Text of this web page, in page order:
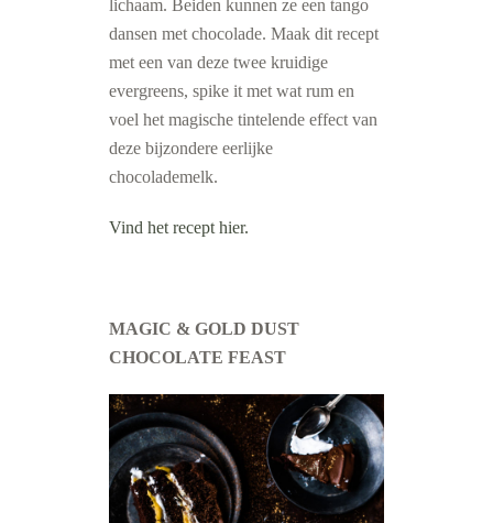
lichaam. Beiden kunnen ze een tango
dansen met chocolade. Maak dit recept
met een van deze twee kruidige
evergreens, spike it met wat rum en
voel het magische tintelende effect van
deze bijzondere eerlijke
chocolademelk.
Vind het recept hier.
MAGIC & GOLD DUST
CHOCOLATE FEAST